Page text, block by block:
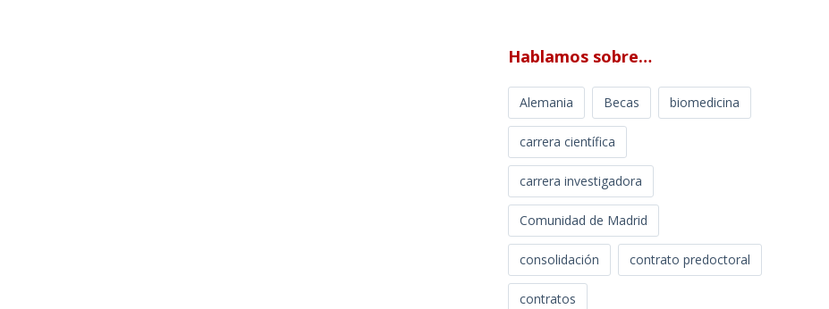
Hablamos sobre…
Alemania Becas biomedicina
carrera científica
carrera investigadora
Comunidad de Madrid
consolidación contrato predoctoral
contratos